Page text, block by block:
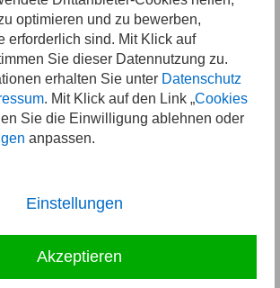
optimieren und zu bewerben,
erforderlich sind. Mit Klick auf
Sie dieser Datennutzung zu.
erhalten Sie unter Datenschutz
. Mit Klick auf den Link „Cookies
Sie die Einwilligung ablehnen oder
anpassen.
Einstellungen
Akzeptieren